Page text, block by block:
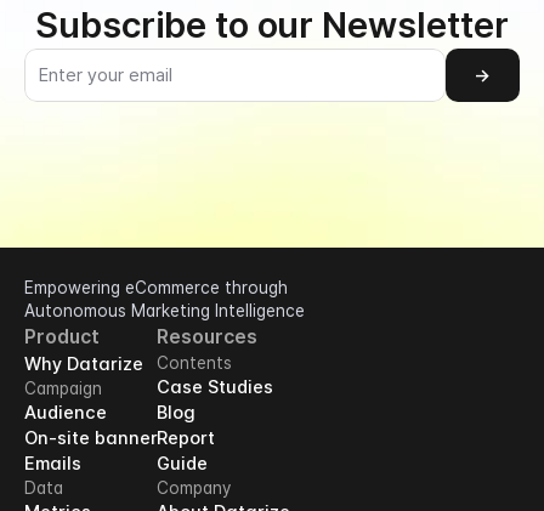
Subscribe to our Newsletter
→
Empowering eCommerce through
Autonomous Marketing Intelligence
Product
Why Datarize
Campaign
Audience
On-site banner
Emails
Data
Resources
Contents
Case Studies
Blog
Report
Guide
Company